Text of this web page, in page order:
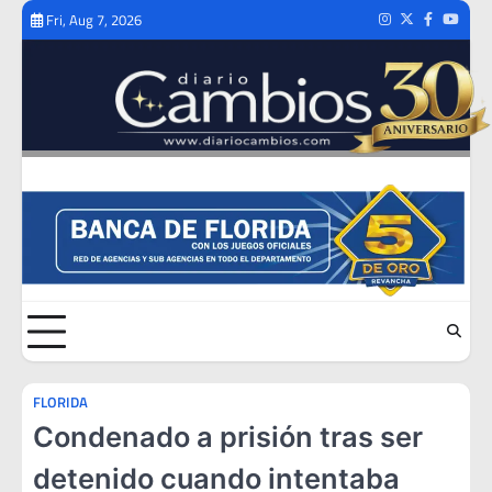
Skip
Fri, Aug 7, 2026 Instagram
TwitterFacebook
FLORIDA
Condenado a prisión tras ser
detenido cuando intentaba